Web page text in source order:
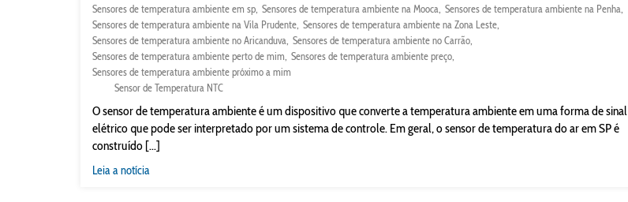
Sensores de temperatura ambiente em sp Sensores de temperatura ambiente na Mooca Sensores de temperatura ambiente na Penha
Sensores de temperatura ambiente na Vila Prudente Sensores de temperatura ambiente na Zona Leste
Sensores de temperatura ambiente no Aricanduva Sensores de temperatura ambiente no Carrão
Sensores de temperatura ambiente perto de mim Sensores de temperatura ambiente preço
Sensores de temperatura ambiente próximo a mim
Sensor de Temperatura NTC
O sensor de temperatura ambiente é um dispositivo que converte a temperatura ambiente em uma forma de sinal
elétrico que pode ser interpretado por um sistema de controle. Em geral, o sensor de temperatura do ar em SP é
construído [...]
Leia a notícia